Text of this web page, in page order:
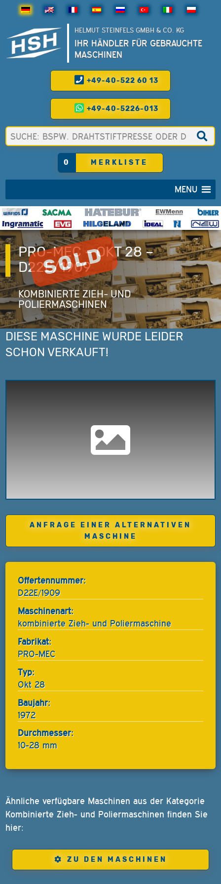
HELMUT STEINFELS GMBH & CO. KG
IHR HÄNDLER FÜR GEBRAUCHTE
MASCHINEN
+49-40-522 60 13
+49-40-5226-013
0 MERKLISTE
MENU
PRO-MEC – OKT 28 –
D22E/1909
KOMBINIERTE ZIEH- UND
POLIERMASCHINEN
DIESE MASCHINE WURDE LEIDER
SCHON VERKAUFT!
ANFRAGE EINER ALTERNATIVEN
MASCHINE
Offertennummer:
D22E/1909
Maschinenart:
kombinierte Zieh- und Poliermaschine
Fabrikat:
PRO-MEC
Typ:
Okt 28
Baujahr:
1972
Durchmesser:
10-28 mm
Ähnliche verfügbare Maschinen aus der Kategorie
Kombinierte Zieh- und Poliermaschinen finden Sie
hier:
ZU DEN MASCHINEN